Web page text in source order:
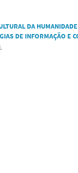
DA
DE INFORMAÇÃO E